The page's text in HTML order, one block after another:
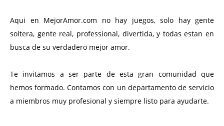
Aqui en MejorAmor.com no hay juegos, solo hay gente
soltera, gente real, professional, divertida, y todas estan en
busca de su verdadero mejor amor.
Te invitamos a ser parte de esta gran comunidad que
hemos formado. Contamos con un departamento de servicio
a miembros muy profesional y siempre listo para ayudarte.